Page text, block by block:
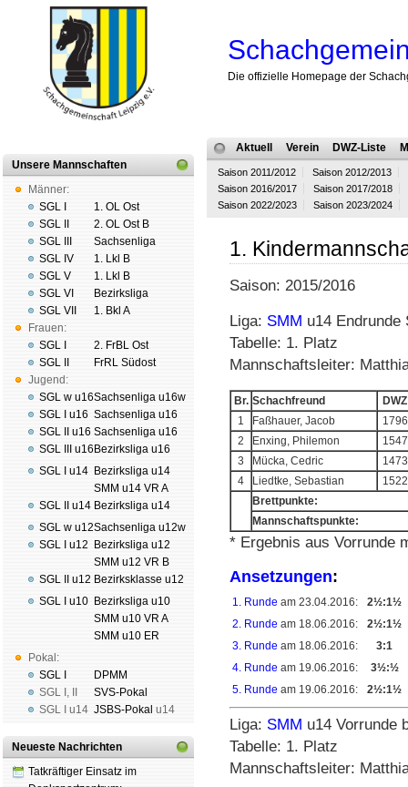
Die offizielle Homepage der
Unsere Mannschaften
Männer:
SGL I
SGL II
SGL III
SGL IV
SGL V
SGL VI
SGL VII
Frauen:
SGL I
SGL II
Jugend:
SGL w u16
SGL I u16
SGL II u16
SGL III u16
SGL I u14
SGL II u14
SGL w u12
SGL I u12
SGL II u12
SGL I u10
Pokal:
SGL I
SGL I ,
SGL I
u14
1. OL Ost
2. OL Ost B
Sachsenliga
1. Lkl B
1. Lkl B
Bezirksliga
1. Bkl A
2. FrBL Ost
FrRL Südost
Sachsenliga u16w
Sachsenliga u16
Sachsenliga u16
Bezirksliga u16
Bezirksliga u14
SMM u14 VR A
Bezirksliga u14
Sachsenliga u12w
Bezirksliga u12
SMM u12 VR B
Bezirksklasse u12
Bezirksliga u10
SMM u10 VR A
SMM u10 ER
DPMM
SVS-Pokal
JSBS-Pokal u14
Neueste Nachrichten
Tatkräftiger Einsatz im
Aktuell Verein DWZ-Liste
Saison 2011/2012
Saison 2012/2013
Saison 2016/2017
Saison 2017/2018
Saison 2022/2023
Saison 2023/2024
1.
Saison: 2015/2016
Liga: SMM u14 Endrunde
Tabelle: 1. Platz
Mannschaftsleiter:
Br. Schachfreund
DWZ
1
Faßhauer, Jacob
1796
2
Enxing, Philemon
1547
3
Mücka, Cedric
1473
4
Liedtke, Sebastian
1522
Brettpunkte:
Mannschaftspunkte:
* Ergebnis aus Vorrunde
Ansetzungen:
1. Runde am 23.04.2016:
2½:1½
2. Runde am 18.06.2016:
2½:1½
3. Runde am 18.06.2016:
3:1
4. Runde am 19.06.2016:
3½:½
5. Runde am 19.06.2016: 2½:1½
Liga: SMM u14 Vorrunde
Tabelle: 1. Platz
Mannschaftsleiter: